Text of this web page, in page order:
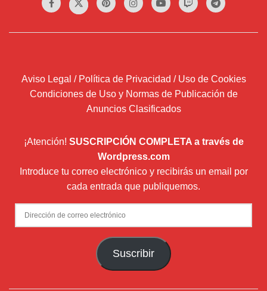
Aviso Legal / Política de Privacidad / Uso de Cookies
Condiciones de Uso y Normas de Publicación de
Anuncios Clasificados
¡Atención! SUSCRIPCIÓN COMPLETA a través de
Wordpress.com
Introduce tu correo electrónico y recibirás un email por
cada entrada que publiquemos.
Dirección
de
Suscribir